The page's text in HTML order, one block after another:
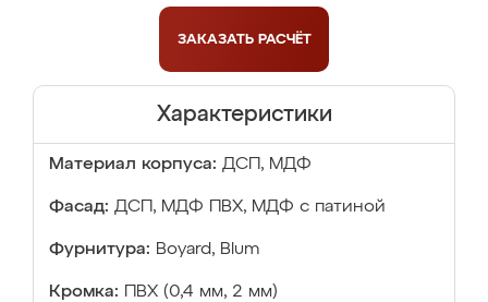
ЗАКАЗАТЬ РАСЧЁТ
Характеристики
Материал корпуса: ДСП, МДФ
Фасад: ДСП, МДФ ПВХ, МДФ с патиной
Фурнитура: Boyard, Blum
Кромка: ПВХ (0,4 мм, 2 мм)